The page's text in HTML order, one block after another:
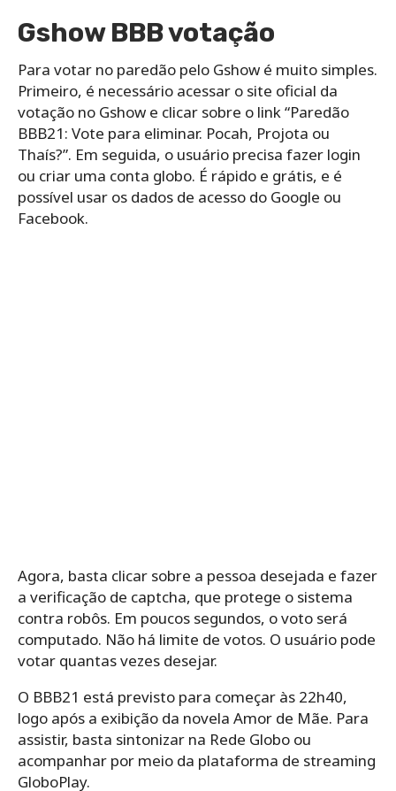
Gshow BBB votação
Para votar no paredão pelo Gshow é muito simples.
Primeiro, é necessário acessar o site oficial da
votação no Gshow e clicar sobre o link “Paredão
BBB21: Vote para eliminar. Pocah, Projota ou
Thaís?”. Em seguida, o usuário precisa fazer login
ou criar uma conta globo. É rápido e grátis, e é
possível usar os dados de acesso do Google ou
Facebook.
Agora, basta clicar sobre a pessoa desejada e fazer
a verificação de captcha, que protege o sistema
contra robôs. Em poucos segundos, o voto será
computado. Não há limite de votos. O usuário pode
votar quantas vezes desejar.
O BBB21 está previsto para começar às 22h40,
logo após a exibição da novela Amor de Mãe. Para
assistir, basta sintonizar na Rede Globo ou
acompanhar por meio da plataforma de streaming
GloboPlay.